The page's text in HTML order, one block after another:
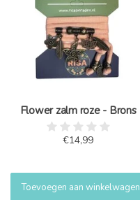
Flower zalm roze - Brons
€14,99
Toevoegen aan winkelwagen